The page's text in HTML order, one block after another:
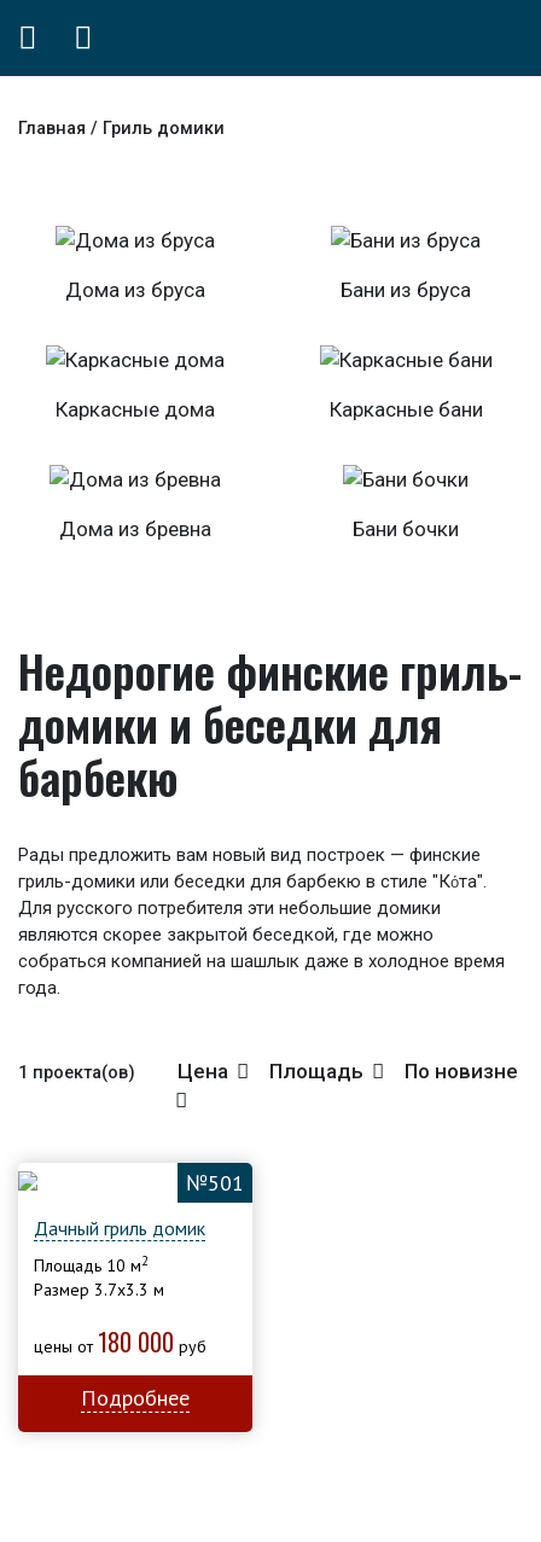
Главная / Гриль домики
Дома из бруса Бани из бруса
Каркасные дома Каркасные бани
Дома из бревна Бани бочки
Недорогие финские гриль-
домики и беседки для
барбекю
Рады предложить вам новый вид построек — финские
гриль-домики или беседки для барбекю в стиле "Ко́та".
Для русского потребителя эти небольшие домики
являются скорее закрытой беседкой, где можно
собраться компанией на шашлык даже в холодное время
года.
1 проекта(ов) Цена Площадь По новизне
№501
Дачный гриль домик
Площадь 10 м2
Размер 3.7х3.3 м
цены от 180 000 руб
Подробнее